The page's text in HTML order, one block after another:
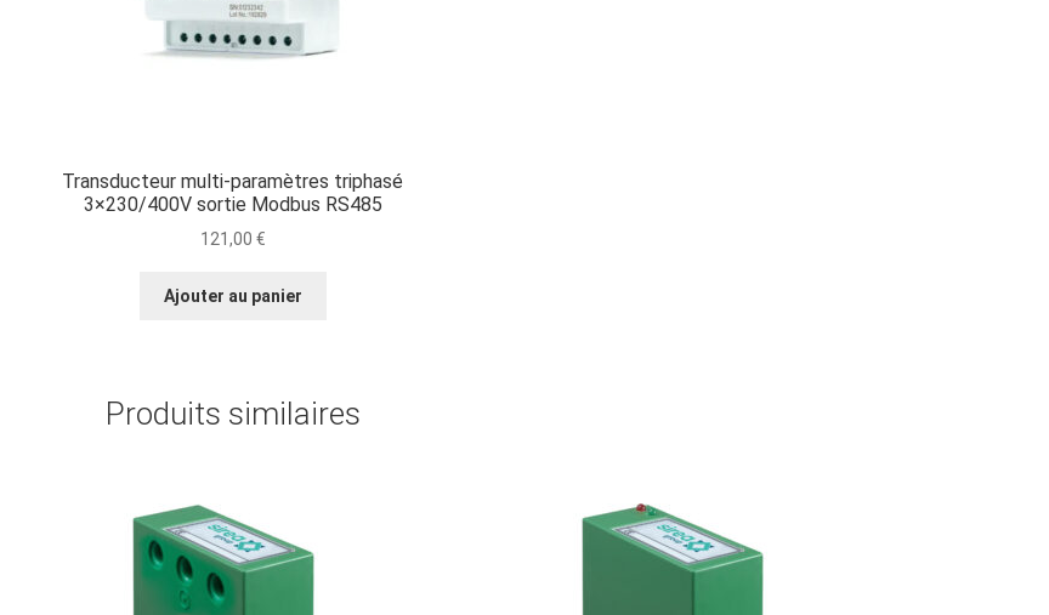
Transducteur multi-paramètres triphasé
3×230/400V sortie Modbus RS485
121,00 €
Ajouter au panier
Produits similaires